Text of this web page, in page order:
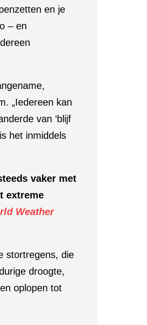
en je
– en
„Iedereen kan
van ‘blijf
het inmiddels
vaker met
extreme
Weather
stortregens, die
droogte,
oplopen tot